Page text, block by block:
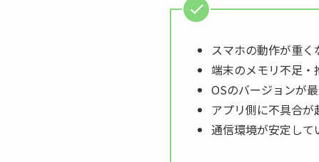
スマホの動作が重く
端末のメモリ不足・
OSのバージョンが
アプリ側に不具合が
通信環境が安定して